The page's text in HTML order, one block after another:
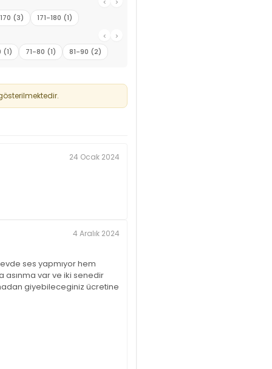
(3) 171-180 (1)
‹
›
(1) 71-80 (1) 81-90 (2)
24 Ocak 2024
4 Aralık 2024
ses yapmıyor hem
asınma var ve iki senedir
giyebileceginiz ücretine